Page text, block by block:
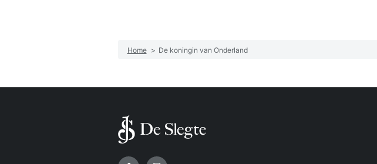
Home > De koningin van Onderland
Volg ons op